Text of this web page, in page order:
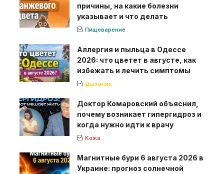
причины, на какие болезни
указывает и что делать
Пищеварение
Аллергия и пыльца в Одессе
2026: что цветет в августе, как
избежать и лечить симптомы
Дыхание
Доктор Комаровский объяснил,
почему возникает гипергидроз и
когда нужно идти к врачу
Кожа
Магнитные бури 6 августа 2026 в
Украине: прогноз солнечной